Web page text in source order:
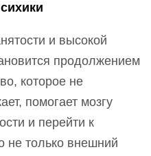
и высокой
продолжением
которое не
помогает мозгу
и перейти к
не только внешний